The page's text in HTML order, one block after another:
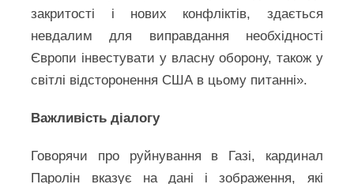
закритості і нових конфліктів, здається
невдалим для виправдання необхідності
Європи інвестувати у власну оборону, також у
світлі відсторонення США в цьому питанні».
Важливість діалогу
Говорячи про руйнування в Газі, кардинал
Паролін вказує на дані і зображення, які